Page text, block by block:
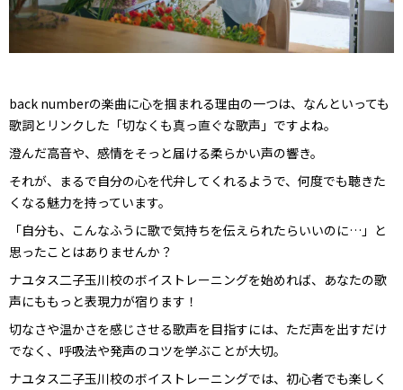
back numberの楽曲に心を掴まれる理由の一つは、なんといっても
歌詞とリンクした「切なくも真っ直ぐな歌声」ですよね。
澄んだ高音や、感情をそっと届ける柔らかい声の響き。
それが、まるで自分の心を代弁してくれるようで、何度でも聴きた
くなる魅力を持っています。
「自分も、こんなふうに歌で気持ちを伝えられたらいいのに…」と
思ったことはありませんか？
ナユタス二子玉川校のボイストレーニングを始めれば、あなたの歌
声にももっと表現力が宿ります！
切なさや温かさを感じさせる歌声を目指すには、ただ声を出すだけ
でなく、呼吸法や発声のコツを学ぶことが大切。
ナユタス二子玉川校のボイストレーニングでは、初心者でも楽しく